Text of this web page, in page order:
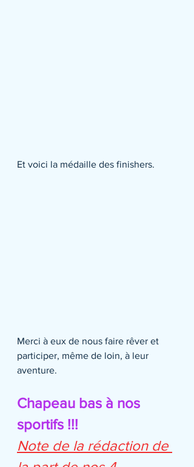
Et voici la médaille des finishers.
Merci à eux de nous faire rêver et
participer, même de loin, à leur
aventure.
Chapeau bas à nos
sportifs !!!
Note de la rédaction de